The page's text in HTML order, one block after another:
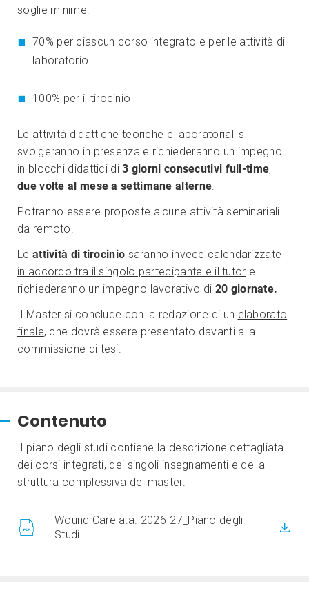
soglie minime:
70% per ciascun corso integrato e per le attività di
laboratorio
100% per il tirocinio
Le attività didattiche teoriche e laboratoriali si
svolgeranno in presenza e richiederanno un impegno
in blocchi didattici di3 giorni consecutivi full-time,
due volte al mese a settimane alterne.
Potranno essere proposte alcune attività seminariali
da remoto.
Le attività di tirocinio saranno invece calendarizzate
in accordo tra il singolo partecipante e il tutor e
richiederanno un impegno lavorativo di 20 giornate.
Il Master si conclude con la redazione di un elaborato
finale, che dovrà essere presentato davanti alla
commissione di tesi.
Contenuto
Il piano degli studi contiene la descrizione dettagliata
dei corsi integrati, dei singoli insegnamenti e della
struttura complessiva del master.
Wound Care a.a. 2026-27_Piano degli
Studi